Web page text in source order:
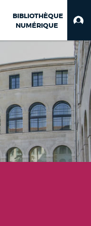
BIBLIOTHÈQUE
NUMÉRIQUE